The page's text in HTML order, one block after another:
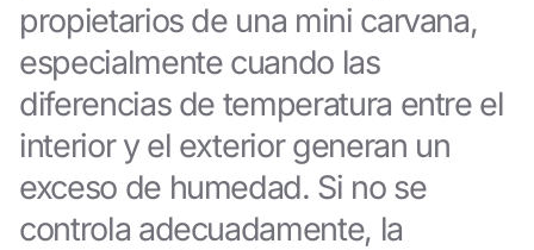
propietarios de una mini carvana,
especialmente cuando las
diferencias de temperatura entre el
interior y el exterior generan un
exceso de humedad. Si no se
controla adecuadamente, la